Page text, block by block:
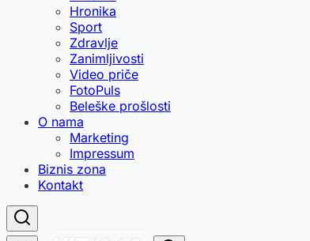
Hronika
Sport
Zdravlje
Zanimljivosti
Video priče
FotoPuls
Beleške prošlosti
O nama
Marketing
Impressum
Biznis zona
Kontakt